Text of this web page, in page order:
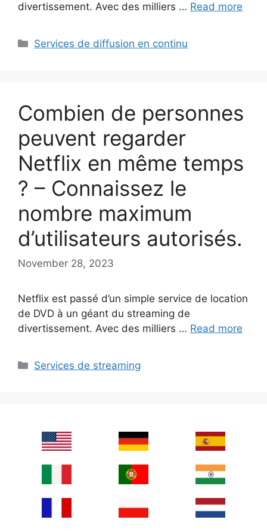
divertissement. Avec des milliers … Read more
Categories
Services de diffusion en continu
Combien de personnes
peuvent regarder
Netflix en même temps
? – Connaissez le
nombre maximum
d’utilisateurs autorisés.
November 28, 2023
Netflix est passé d’un simple service de location
de DVD à un géant du streaming de
divertissement. Avec des milliers … Read more
Categories
Services de streaming